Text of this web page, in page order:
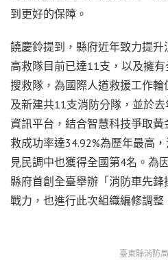
到更好的保障。
饒慶鈴提到，縣府近年致力提
高救隊目前已達11支，以及擁
搜救隊，為國際人道救援工作
及新建共11支消防分隊，並於
資訊平台，結合智慧科技爭取
救成功率達34.92%為歷年最高
見民調中也獲得全國第4名。為
縣府首創全臺舉辦「消防車先
戰力，也進行此次組織編修調整
臺東縣消防